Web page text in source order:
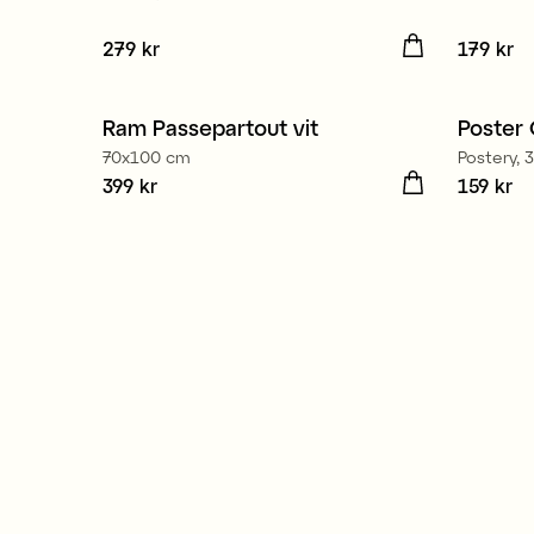
Pris :279 kr
279 kr Pris :
179 kr
3 för 2
Ram Passepartout vit
70x100 cm
Pris :399 kr
399 kr
Poster
Postery,
Pris :
159 kr